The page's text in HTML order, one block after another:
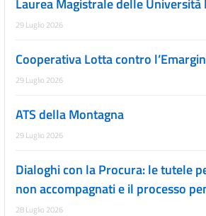
Laurea Magistrale delle
29 Luglio 2026
Cooperativa Lotta contro
29 Luglio 2026
ATS della Montagna
29 Luglio 2026
Dialoghi con la Procura: le tutele
non accompagnati e il processo
28 Luglio 2026